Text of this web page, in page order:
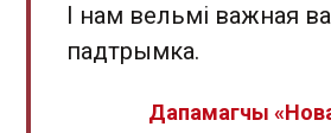
І нам вельмі важная
падтрымка.
Дапамагчы